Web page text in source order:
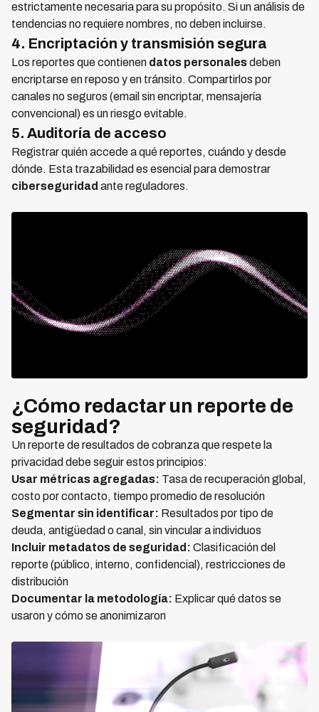
estrictamente necesaria para su propósito. Si un análisis de
tendencias no requiere nombres, no deben incluirse.
4. Encriptación y transmisión segura
Los reportes que contienen datos personalesdeben
encriptarse en reposo y en tránsito. Compartirlos por
canales no seguros (email sin encriptar, mensajería
convencional) es un riesgo evitable.
5. Auditoría de acceso
Registrar quién accede a qué reportes, cuándo y desde
dónde. Esta trazabilidad es esencial para demostrar
ciberseguridad ante reguladores.
¿Cómo redactar un reporte de
seguridad?
Un reporte de resultados de cobranza que respete la
privacidad debe seguir estos principios:
Usar métricas agregadas: Tasa de recuperación global,
costo por contacto, tiempo promedio de resolución
Segmentar sin identificar: Resultados por tipo de
deuda, antigüedad o canal, sin vincular a individuos
Incluir metadatos de seguridad: Clasificación del
reporte (público, interno, confidencial), restricciones de
distribución
Documentar la metodología: Explicar qué datos se
usaron y cómo se anonimizaron